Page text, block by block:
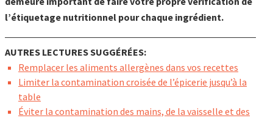
l’étiquetage nutritionnel pour chaque ingrédient.
AUTRES LECTURES SUGGÉRÉES:
Remplacer les aliments allergènes dans vos recettes
Limiter la contamination croisée de l’épicerie jusqu’à la
table
Éviter la contamination des mains, de la vaisselle et des